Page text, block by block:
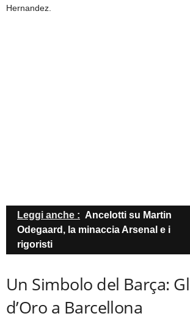
Hernandez.
Leggi anche : Ancelotti su Martin
Odegaard, la minaccia Arsenal e i
rigoristi
Un Simbolo del Barça:
d’Oro a Barcellona